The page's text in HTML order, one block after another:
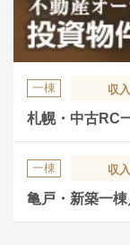
一棟 収入
札幌・中古RC
一棟 収入
亀戸・新築一